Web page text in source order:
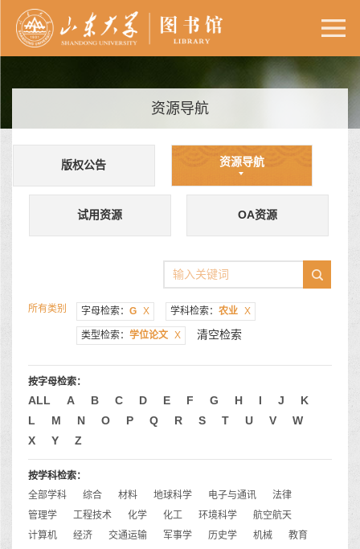
资源导航
版权公告 资源导航
试用资源 OA资源
所有类别 字母检索： G X 学科检索： 农业 X
类型检索： 学位论文 X 清空检索
按字母检索：
ALL A B C D E F G H I J
K
L
M N O P Q R S T U V
W
X
Y Z
按学科检索：
全部学科
综合 材料 地球科学 电子与通讯
法律
管理学
工程技术 化学 化工 环境科学
航空航天
计算机
经济 交通运输 军事学 历史学 机械
教育